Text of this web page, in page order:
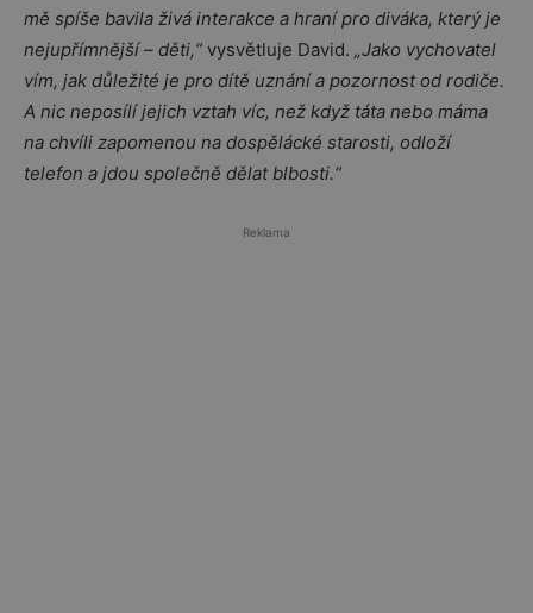
mě spíše bavila živá interakce a hraní pro diváka, který je
nejupřímnější – děti,“vysvětluje David. „Jako vychovatel
vím, jak důležité je pro dítě uznání a pozornost od rodiče.
A nic neposílí jejich vztah víc, než když táta nebo máma
na chvíli zapomenou na dospělácké starosti, odloží
telefon a jdou společně dělat blbosti.“
Reklama